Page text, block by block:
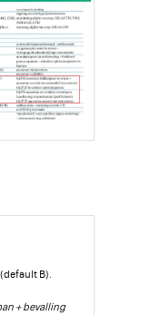
B).
+ bevalling